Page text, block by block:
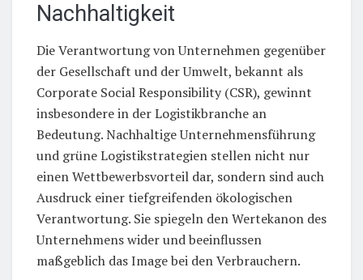
Nachhaltigkeit
Die Verantwortung von Unternehmen gegenüber
der Gesellschaft und der Umwelt, bekannt als
Corporate Social Responsibility (CSR), gewinnt
insbesondere in der Logistikbranche an
Bedeutung. Nachhaltige Unternehmensführung
und grüne Logistikstrategien stellen nicht nur
einen Wettbewerbsvorteil dar, sondern sind auch
Ausdruck einer tiefgreifenden ökologischen
Verantwortung. Sie spiegeln den Wertekanon des
Unternehmens wider und beeinflussen
maßgeblich das Image bei den Verbrauchern.